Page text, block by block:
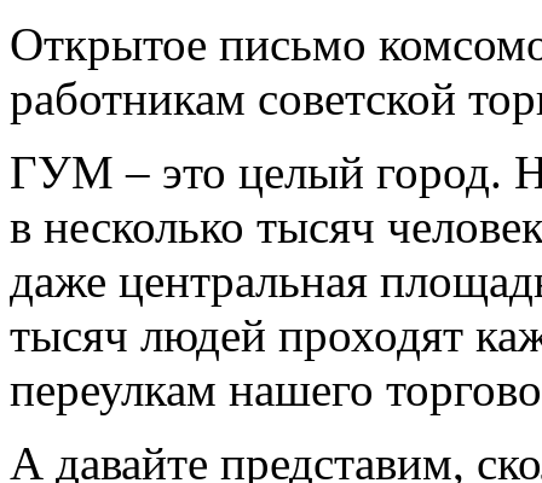
Открытое письмо
работникам советской
ГУМ – это целый город.
в несколько тысяч
даже центральная
тысяч людей проходят
переулкам нашего
А давайте представим,